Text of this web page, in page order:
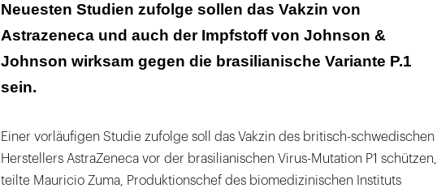
Neuesten Studien zufolge sollen das Vakzin von
Astrazeneca und auch der Impfstoff von Johnson &
Johnson wirksam gegen die brasilianische Variante P.1
sein.
Einer vorläufigen Studie zufolge soll das Vakzin des britisch-schwedischen
Herstellers AstraZeneca vor der brasilianischen Virus-Mutation P1 schützen,
teilte Mauricio Zuma, Produktionschef des biomedizinischen Instituts